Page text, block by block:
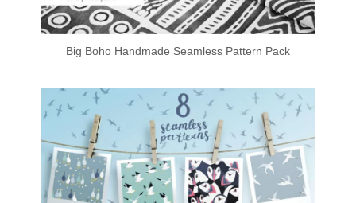
Big Boho Handmade Seamless Pattern Pack